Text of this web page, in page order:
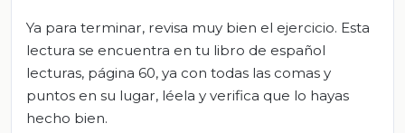
Ya para terminar, revisa muy bien el ejercicio. Esta
lectura se encuentra en tu libro de español
lecturas, página 60, ya con todas las comas y
puntos en su lugar, léela y verifica que lo hayas
hecho bien.